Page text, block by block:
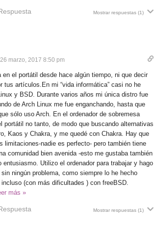
Mostrar respuestas (1)
26 marzo, 2017 8:50 pm
en el portátil desde hace algún tiempo, ni que decir
tus artículos.En mi “vida informática” casi no he
y BSD. Durante varios años mi única distro fue
de Arch Linux me fue enganchando, hasta que
sólo uso Arch. En el ordenador de sobremesa
portátil no tanto, de modo que buscando alternativas
Kaos y Chakra, y me quedé con Chakra. Hay que
limitaciones-nadie es perfecto- pero también tiene
comunidad bien avenida -esto me gustaba también
entusiasmo. Utilizo el ordenador para trabajar y hago
ningún problema, como siempre lo he hecho
(con más dificultades ) con freeBSD.
más »
Mostrar respuestas (1)